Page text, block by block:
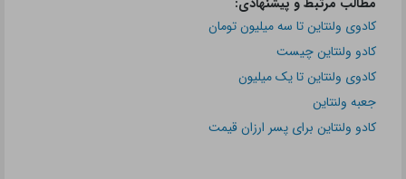
کادوی ولنتاین تا سه میلیون تومان
کادو ولنتاین چیست
کادوی ولنتاین تا یک میلیون
جعبه ولنتاین
کادو ولنتاین برای پسر ارزان قیمت